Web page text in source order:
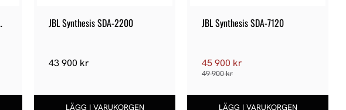
JBL Synthesis SDA-2200
43 900 kr
JBL Synthesis SDA-7120
45 900 kr
49 900kr